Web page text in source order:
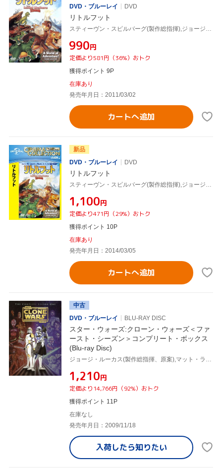
DVD・ブルーレイ
DVD
リトルフット
¥990円
定価より581円（36%）おトク
獲得ポイント 9P
在庫あり
発売年月日：2011/03/02
カートへ追加
新品
DVD・ブルーレイ
DVD
リトルフット
¥1,100円
定価より471円（29%）おトク
獲得ポイント 10P
在庫あり
発売年月日：2014/03/05
カートへ追加
中古
DVD・ブルーレイ
BLU-RAY DISC
スター・ウォーズ:クローン・ウォーズ＜ファ
ースト・シーズン＞コンプリート・ボックス
(Blu-ray Disc)
¥1,210円
定価より14,766円（92%）おトク
獲得ポイント 11P
在庫なし
発売年月日：2009/11/18
入荷したら知りたい